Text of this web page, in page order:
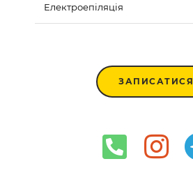
Електроепіляція
ЗАПИСАТИСЯ